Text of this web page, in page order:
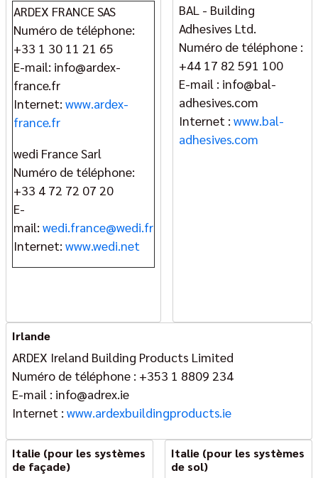
ARDEX FRANCE SAS
Numéro de téléphone:
+33 1 30 11 21 65
E-mail: info@ardex-
france.fr
Internet: www.ardex-
france.fr
wedi France Sarl
Numéro de téléphone:
+33 4 72 72 07 20
E-
mail: wedi.france@wedi.fr
Internet: www.wedi.net
BAL - Building
Adhesives Ltd.
Numéro de téléphone :
+44 17 82 591 100
E-mail : info@bal-
adhesives.com
Internet : www.bal-
adhesives.com
Irlande
ARDEX Ireland Building Products Limited
Numéro de téléphone : +353 1 8809 234
E-mail : info@adrex.ie
Internet : www.ardexbuildingproducts.ie
Italie (pour les systèmes
de façade)
Italie (pour les systèmes
de sol)